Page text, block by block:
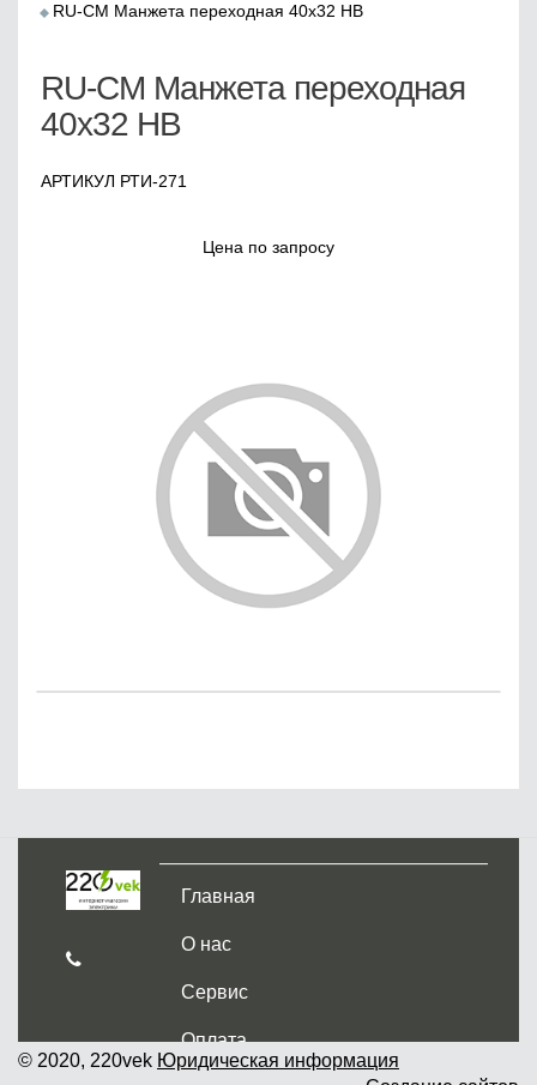
RU-СМ Манжета переходная 40х32 НВ
RU-СМ Манжета переходная
40х32 НВ
АРТИКУЛ РТИ-271
Цена по запросу
Главная
О нас
Сервис
Оплата
© 2020, 220vek Юридическая информация